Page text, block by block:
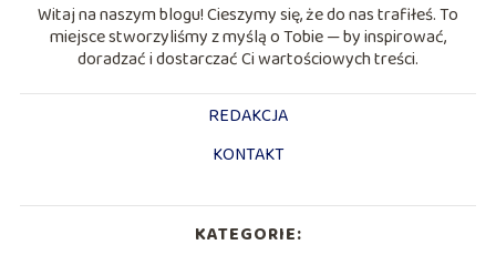
Witaj na naszym blogu! Cieszymy się, że do nas trafiłeś. To
miejsce stworzyliśmy z myślą o Tobie — by inspirować,
doradzać i dostarczać Ci wartościowych treści.
REDAKCJA
KONTAKT
KATEGORIE: